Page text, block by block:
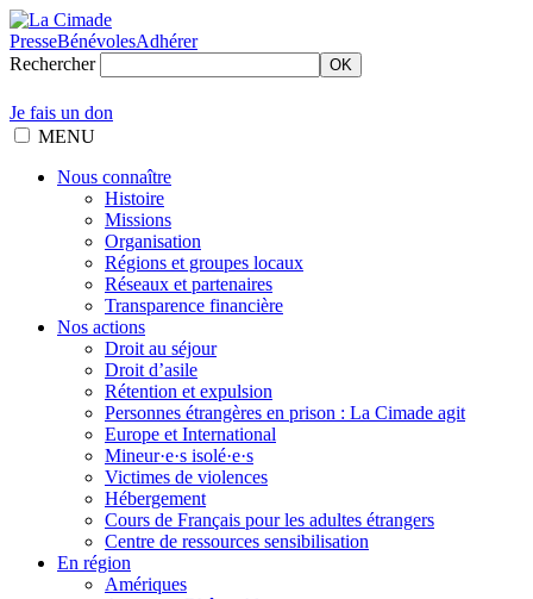
PresseBénévolesAdhérer
Rechercher
OK
Je fais un don
MENU
Nous connaître
Histoire
Missions
Organisation
Régions et groupes locaux
Réseaux et partenaires
Transparence financière
Nos actions
Droit au séjour
Droit d’asile
Rétention et expulsion
Personnes étrangères en prison : La Cimade agit
Europe et International
Mineur·e·s isolé·e·s
Victimes de violences
Hébergement
Cours de Français pour les adultes étrangers
Centre de ressources sensibilisation
En région
Amériques